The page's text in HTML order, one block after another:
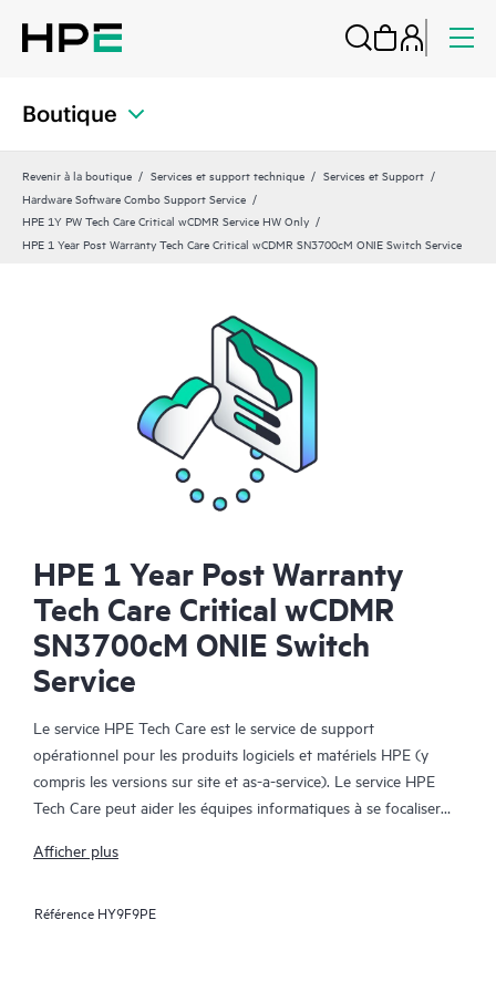
Boutique
Revenir à la boutique Services et support technique
Services et Support
Hardware Software Combo Support Service
HPE 1Y PW Tech Care Critical wCDMR Service HW Only
HPE 1 Year Post Warranty Tech Care Critical wCDMR SN3700cM ONIE Switch Service
HPE 1 Year Post Warranty
Tech Care Critical wCDMR
SN3700cM ONIE Switch
Service
Le service HPE Tech Care est le service de support
opérationnel pour les produits logiciels et matériels HPE (y
compris les versions sur site et as-a-service). Le service HPE
Tech Care peut aider les équipes informatiques à se focaliser
chercher proactivement de meilleures méthodes de travail,
Afficher plus
Référence HY9F9PE